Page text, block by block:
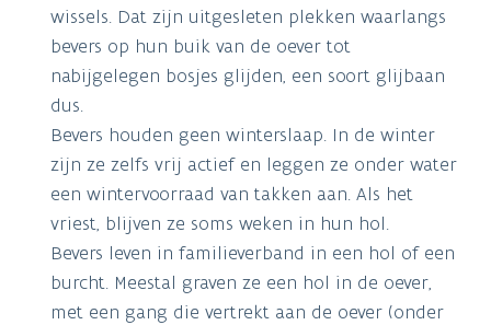
wissels. Dat zijn uitgesleten plekken waarlangs
bevers op hun buik van de oever tot
nabijgelegen bosjes glijden, een soort glijbaan
dus.
Bevers houden geen winterslaap. In de winter
zijn ze zelfs vrij actief en leggen ze onder water
een wintervoorraad van takken aan. Als het
vriest, blijven ze soms weken in hun hol.
Bevers leven in familieverband in een hol of een
burcht. Meestal graven ze een hol in de oever,
met een gang die vertrekt aan de oever (onder